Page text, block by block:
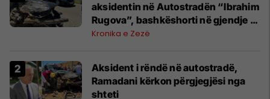
aksidentin në Autostradën “Ibrahim
Rugova”, bashkëshorti në gjendje të
rëndë
Kronika e Zezë
Aksident i rëndë në autostradë,
Ramadani kërkon përgjegjësi nga
shteti